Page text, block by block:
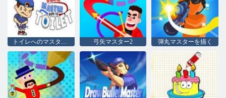
トイレへのマスターパスを描く 弓矢マスター2 弾丸マスターを描く